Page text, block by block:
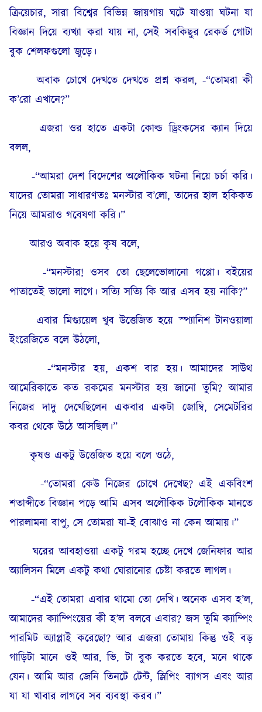
ক্রিয়েচার, সারা বিশ্বের বিভিন্ন জায়গায় ঘটে যাওয়া ঘটনা যা
বিজ্ঞান দিয়ে ব্যখ্যা করা যায় না, সেই সবকিছুর রেকর্ড গোটা
বুক শেলফগুলো জুড়ে।
অবাক চোখে দেখতে দেখতে প্রশ্ন করল, -“তোমরা কী
ক’রো এখানে?”
এজরা ওর হাতে একটা কোল্ড ড্রিংকসের ক্যান দিয়ে
বলল,
-“আমরা দেশ বিদেশের অলৌকিক ঘটনা নিয়ে চর্চা করি।
যাদের তোমরা সাধারণতঃ মনস্টার ব’লো, তাদের হাল হকিকত
নিয়ে আমরাও গবেষণা করি।”
আরও অবাক হয়ে কৃষ বলে,
-“মনস্টার! ওসব তো ছেলেভোলানো গপ্পো। বইয়ের
পাতাতেই ভালো লাগে। সত্যি সত্যি কি আর এসব হয় নাকি?”
এবার মিগ্যুয়েল খুব উত্তেজিত হয়ে স্প্যানিশ টানওয়ালা
ইংরেজিতে বলে উঠলো,
-“মনস্টার হয়, একশ বার হয়। আমাদের সাউথ
আমেরিকাতে কত রকমের মনস্টার হয় জানো তুমি? আমার
নিজের দাদু দেখেছিলেন একবার একটা জোম্বি, সেমেটরির
কবর থেকে উঠে আসছিল।”
কৃষও একটু উত্তেজিত হয়ে বলে ওঠে,
-“তোমরা কেউ নিজের চোখে দেখেছ? এই একবিংশ
শতাব্দীতে বিজ্ঞান পড়ে আমি এসব অলৌকিক টলৌকিক মানতে
পারলামনা বাপু, সে তোমরা যা-ই বোঝাও না কেন আমায়।”
ঘরের আবহাওয়া একটু গরম হচ্ছে দেখে জেনিফার আর
অ্যালিসন মিলে একটু কথা ঘোরানোর চেষ্টা করতে লাগল।
-“এই তোমরা এবার থামো তো দেখি। অনেক এসব হ’ল,
আমাদের ক্যাম্পিংয়ের কী হ’ল বলবে এবার? জস তুমি ক্যাম্পিং
পারমিট অ্যাপ্লাই করেছো? আর এজরা তোমায় কিন্তু ওই বড়
গাড়িটা মানে ওই আর. ভি. টা বুক করতে হবে, মনে থাকে
যেন। আমি আর জেনি তিনটে টেন্ট, স্লিপিং ব্যাগস এবং আর
যা যা খাবার লাগবে সব ব্যবস্থা করব।”